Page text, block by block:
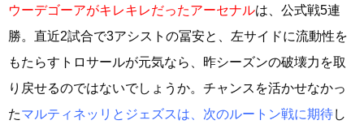
ウーデゴーアがキレキレだったアーセナルは、公式戦5連
勝。直近2試合で3アシストの冨安と、左サイドに流動性を
もたらすトロサールが元気なら、昨シーズンの破壊力を取
り戻せるのではないでしょうか。チャンスを活かせなかっ
たマルティネッリとジェズスは、次のルートン戦に期待し